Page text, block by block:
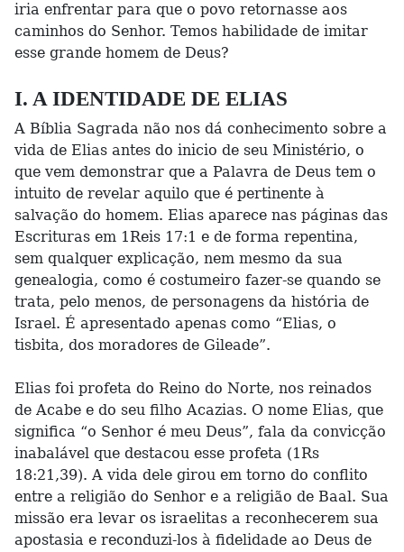
iria enfrentar para que o povo retornasse aos
caminhos do Senhor. Temos habilidade de imitar
esse grande homem de Deus?
I. A IDENTIDADE DE ELIAS
A Bíblia Sagrada não nos dá conhecimento sobre a
vida de Elias antes do inicio de seu Ministério, o
que vem demonstrar que a Palavra de Deus tem o
intuito de revelar aquilo que é pertinente à
salvação do homem. Elias aparece nas páginas das
Escrituras em 1Reis 17:1 e de forma repentina,
sem qualquer explicação, nem mesmo da sua
genealogia, como é costumeiro fazer-se quando se
trata, pelo menos, de personagens da história de
Israel. É apresentado apenas como “Elias, o
tisbita, dos moradores de Gileade”.
Elias foi profeta do Reino do Norte, nos reinados
de Acabe e do seu filho Acazias. O nome Elias, que
significa “o Senhor é meu Deus”, fala da convicção
inabalável que destacou esse profeta (1Rs
18:21,39). A vida dele girou em torno do conflito
entre a religião do Senhor e a religião de Baal. Sua
missão era levar os israelitas a reconhecerem sua
apostasia e reconduzi-los à fidelidade ao Deus de